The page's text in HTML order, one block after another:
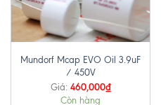
Mundorf Mcap EVO Oil 3.9uF
/ 450V
Giá: 460,000₫
Còn hàng